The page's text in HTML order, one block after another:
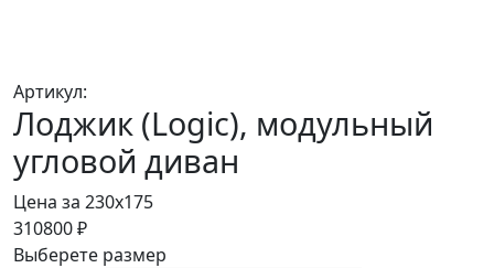
Артикул:
Лоджик (Logic), модульный
угловой диван
Цена за 230х175
310800₽
Выберете размер